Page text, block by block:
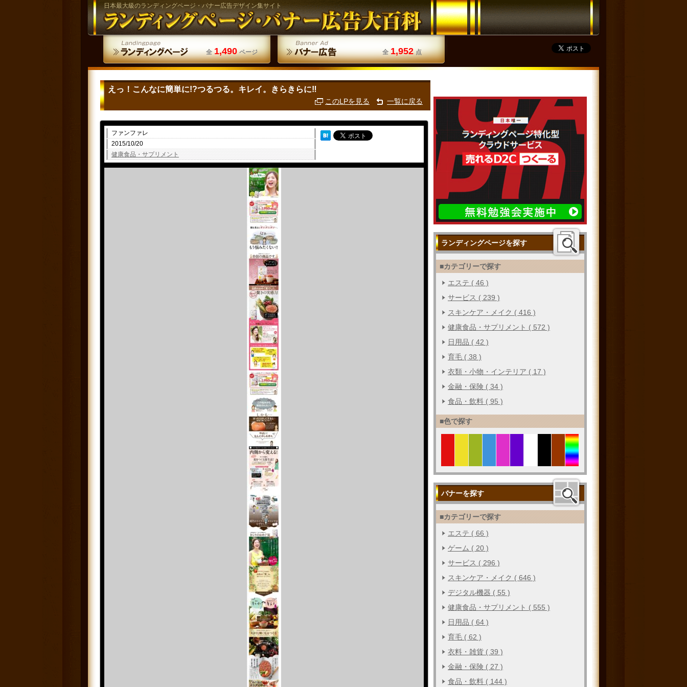
日本最大級のランディングページ・バナー広告デザイン集サイト
全 1,490 ページ 全 1,952 点
えっ！こんなに簡単に!?つるつる。キレイ。きらきらに‼
このLPを見る 一覧に戻る
ファンファレ
2015/10/20
健康食品・サプリメント
ランディングページを探す
■カテゴリーで探す
エステ ( 46 )
サービス ( 239 )
スキンケア・メイク ( 416 )
健康食品・サプリメント ( 572 )
日用品 ( 42 )
育毛 ( 38 )
衣類・小物・インテリア ( 17 )
金融・保険 ( 34 )
食品・飲料 ( 95 )
■色で探す
バナーを探す
■カテゴリーで探す
エステ ( 66 )
ゲーム ( 20 )
サービス ( 296 )
スキンケア・メイク ( 646 )
デジタル機器 ( 55 )
健康食品・サプリメント ( 555 )
日用品 ( 64 )
育毛 ( 62 )
衣料・雑貨 ( 39 )
金融・保険 ( 27 )
食品・飲料 ( 144 )